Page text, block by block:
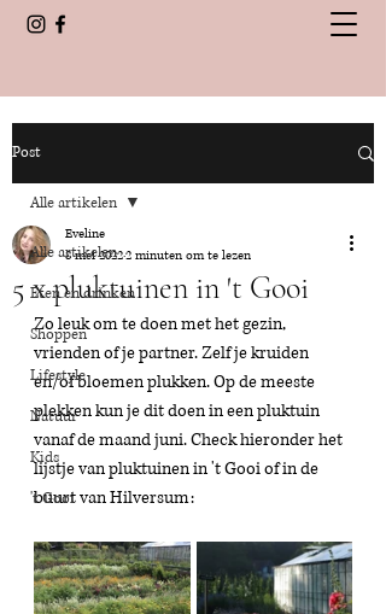
Post
Alle artikelen
Eten en drinken
Shoppen
Lifestyle
Natuur
Kids
't Gooi
Alle artikelen
5 x pluktuinen in 't Gooi
Eveline
8 mei 20222 minuten om te lezen
Zo leuk om te doen met het gezin,
vrienden of je partner. Zelf je kruiden
en/of bloemen plukken. Op de meeste
plekken kun je dit doen in een pluktuin
vanaf de maand juni. Check hieronder het
lijstje van pluktuinen in 't Gooi of in de
buurt van Hilversum: